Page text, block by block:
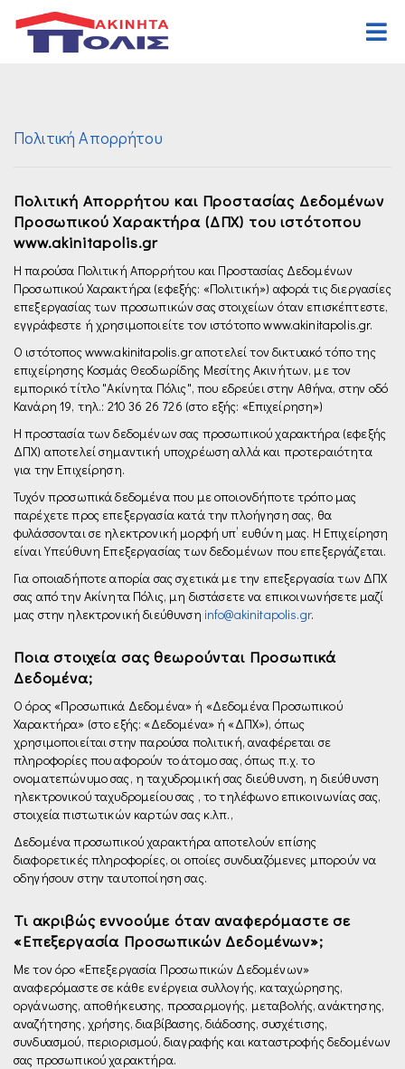
Κατοικιών
Επαγγελματικών
Οικοπέδων
Διαφόρων Ακινήτων
Ενοικίαση
Κατοικιών
Επαγγελματικών
Οικοπέδων
Διαφόρων Ακινήτων
Ζήτηση
Ανάθεση
Οργανισμός
Γραφεία
Καριέρα
Επικοινωνία
Πολιτική Απορρήτου
Πολιτική Απορρήτου και Προστασίας Δεδομένων
Προσωπικού Χαρακτήρα (ΔΠΧ) του ιστότοπου
www.akinitapolis.gr
Η παρούσα Πολιτική Απορρήτου και Προστασίας Δεδομένων
Προσωπικού Χαρακτήρα (εφεξής: «Πολιτική») αφορά τις διεργασίες
επεξεργασίας των προσωπικών σας στοιχείων όταν επισκέπτεστε,
εγγράφεστε ή χρησιμοποιείτε τον ιστότοπο www.akinitapolis.gr.
Ο ιστότοπος www.akinitapolis.gr αποτελεί τον δικτυακό τόπο της
επιχείρησης Κοσμάς Θεοδωρίδης Μεσίτης Ακινήτων, με τον
εμπορικό τίτλο "Ακίνητα Πόλις", που εδρεύει στην Αθήνα, στην οδό
Κανάρη 19, τηλ.: 210 36 26 726 (στο εξής: «Επιχείρηση»)
Η προστασία των δεδομένων σας προσωπικού χαρακτήρα (εφεξής
ΔΠΧ) αποτελεί σημαντική υποχρέωση αλλά και προτεραιότητα
για την Επιχείρηση.
Τυχόν προσωπικά δεδομένα που με οποιονδήποτε τρόπο µας
παρέχετε προς επεξεργασία κατά την πλοήγηση σας, θα
φυλάσσονται σε ηλεκτρονική μορφή υπ’ ευθύνη μας. Η Επιχείρηση
είναι Υπεύθυνη Επεξεργασίας των δεδομένων που επεξεργάζεται.
Για οποιαδήποτε απορία σας σχετικά µε την επεξεργασία των ΔΠΧ
σας από την Ακίνητα Πόλις, µη διστάσετε να επικοινωνήσετε μαζί
µας στην ηλεκτρονική διεύθυνση info@akinitapolis.gr.
Ποια στοιχεία σας θεωρούνται Προσωπικά
Δεδομένα;
Ο όρος «Προσωπικά Δεδομένα» ή «Δεδομένα Προσωπικού
Χαρακτήρα» (στο εξής: «Δεδομένα» ή «ΔΠΧ»), όπως
χρησιμοποιείται στην παρούσα πολιτική, αναφέρεται σε
πληροφορίες που αφορούν το άτομο σας, όπως π.χ. το
ονοματεπώνυμο σας, η ταχυδρομική σας διεύθυνση, η διεύθυνση
ηλεκτρονικού ταχυδρομείου σας , το τηλέφωνο επικοινωνίας σας,
στοιχεία πιστωτικών καρτών σας κ.λπ.,
Δεδομένα προσωπικού χαρακτήρα αποτελούν επίσης
διαφορετικές πληροφορίες, οι οποίες συνδυαζόμενες μπορούν να
οδηγήσουν στην ταυτοποίηση σας.
Τι ακριβώς εννοούμε όταν αναφερόμαστε σε
«Επεξεργασία Προσωπικών Δεδομένων»;
Με τον όρο «Επεξεργασία Προσωπικών Δεδομένων»
αναφερόμαστε σε κάθε ενέργεια συλλογής, καταχώρησης,
οργάνωσης, αποθήκευσης, προσαρμογής, μεταβολής, ανάκτησης,
αναζήτησης, χρήσης, διαβίβασης, διάδοσης, συσχέτισης,
συνδυασμού, περιορισμού, διαγραφής και καταστροφής δεδομένων
σας προσωπικού χαρακτήρα.